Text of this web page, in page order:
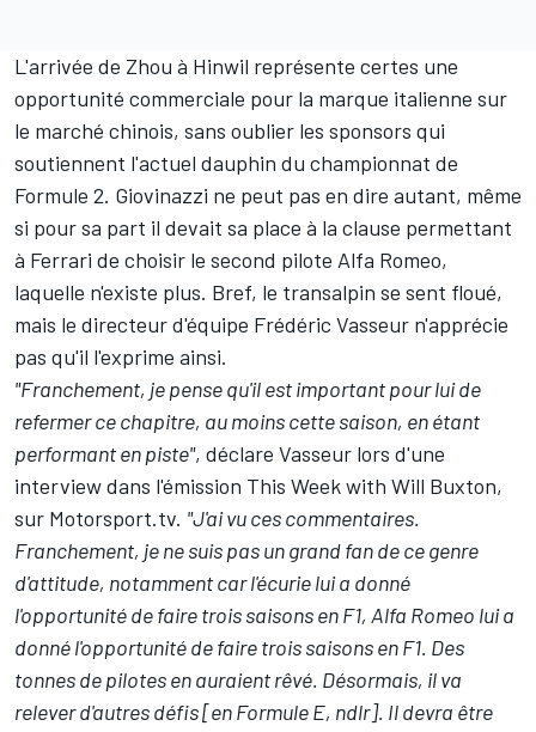
L'arrivée de Zhou à Hinwil représente certes une
opportunité commerciale pour la marque italienne sur
le marché chinois, sans oublier les sponsors qui
soutiennent l'actuel dauphin du championnat de
Formule 2. Giovinazzi ne peut pas en dire autant, même
si pour sa part il devait sa place à la clause permettant
à Ferrari de choisir le second pilote Alfa Romeo,
laquelle n'existe plus. Bref, le transalpin se sent floué,
mais le directeur d'équipe Frédéric Vasseur n'apprécie
pas qu'il l'exprime ainsi.
"Franchement, je pense qu'il est important pour lui de
refermer ce chapitre, au moins cette saison, en étant
performant en piste", déclare Vasseur lors d'une
interview dans l'émission This Week with Will Buxton,
sur Motorsport.tv. "J'ai vu ces commentaires.
Franchement, je ne suis pas un grand fan de ce genre
d'attitude, notamment car l'écurie lui a donné
l'opportunité de faire trois saisons en F1, Alfa Romeo lui a
donné l'opportunité de faire trois saisons en F1. Des
tonnes de pilotes en auraient rêvé. Désormais, il va
relever d'autres défis [en Formule E, ndlr]. Il devra être